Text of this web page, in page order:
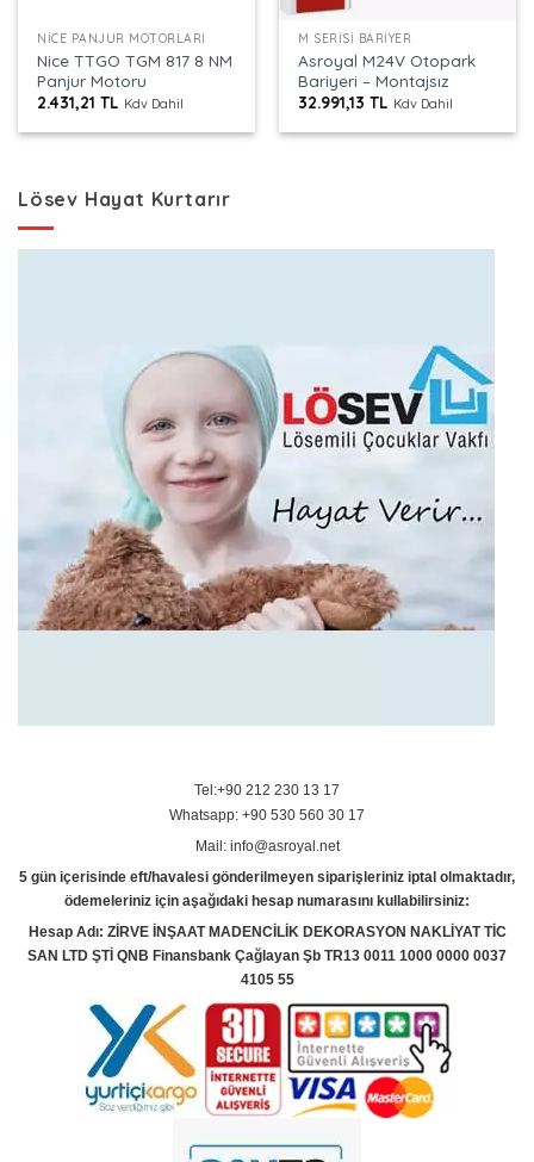
NICE PANJUR MOTORLARI
Nice TTGO TGM 817 8 NM
Panjur Motoru
2.431,21TL Kdv Dahil
M SERISI BARIYER
Asroyal M24V Otopark
Bariyeri – Montajsız
32.991,13TL Kdv Dahil
Lösev Hayat Kurtarır
Tel:+90 212 230 13 17
Whatsapp: +90 530 560 30 17
Mail: info@asroyal.net
5 gün içerisinde eft/havalesi gönderilmeyen siparişleriniz iptal olmaktadır,
ödemeleriniz için aşağıdaki hesap numarasını kullabilirsiniz:
Hesap Adı: ZİRVE İNŞAAT MADENCİLİK DEKORASYON NAKLİYAT TİC
SAN LTD ŞTİ QNB Finansbank Çağlayan Şb TR13 0011 1000 0000 0037
4105 55